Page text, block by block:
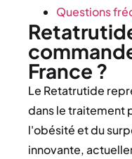
Questions
France ?
Le Retatrutide
dans le traitement
l'obésité et du
innovante,